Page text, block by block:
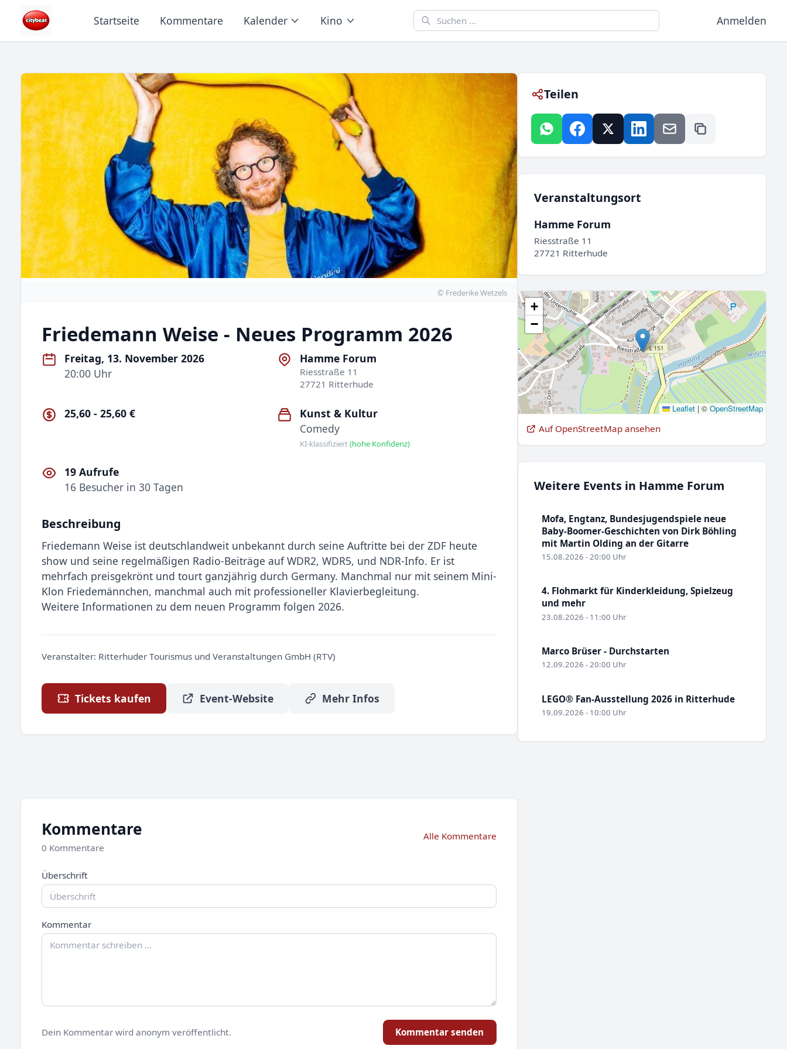
Startseite Kommentare Kalender Kino Anmelden
© Frederike Wetzels
Friedemann Weise - Neues Programm 2026
Freitag, 13. November 2026
20:00 Uhr
Hamme Forum
Riesstraße 11
27721 Ritterhude
25,60 - 25,60 €
Kunst & Kultur
Comedy
KI-klassifiziert(hohe Konfidenz)
19 Aufrufe
16 Besucher in 30 Tagen
Beschreibung
Friedemann Weise ist deutschlandweit unbekannt durch seine Auftritte bei der ZDF heute
show und seine regelmäßigen Radio-Beiträge auf WDR2, WDR5, und NDR-Info. Er ist
mehrfach preisgekrönt und tourt ganzjährig durch Germany. Manchmal nur mit seinem Mini-
Klon Friedemännchen, manchmal auch mit professioneller Klavierbegleitung.
Weitere Informationen zu dem neuen Programm folgen 2026.
Veranstalter: Ritterhuder Tourismus und Veranstaltungen GmbH (RTV)
Tickets kaufen Event-Website Mehr Infos
Teilen
Veranstaltungsort
Hamme Forum
Riesstraße 11
27721 Ritterhude
+
−
Leaflet |© OpenStreetMap
Auf OpenStreetMap ansehen
Weitere Events in Hamme Forum
Mofa, Engtanz, Bundesjugendspiele neue
Baby-Boomer-Geschichten von Dirk Böhling
mit Martin Olding an der Gitarre
15.08.2026 - 20:00 Uhr
4. Flohmarkt für Kinderkleidung, Spielzeug
und mehr
23.08.2026 - 11:00 Uhr
Marco Brüser - Durchstarten
12.09.2026 - 20:00 Uhr
LEGO® Fan-Ausstellung 2026 in Ritterhude
19.09.2026 - 10:00 Uhr
Kommentare
0 Kommentare
Alle Kommentare
Überschrift
Kommentar
Dein Kommentar wird anonym veröffentlicht. Kommentar senden